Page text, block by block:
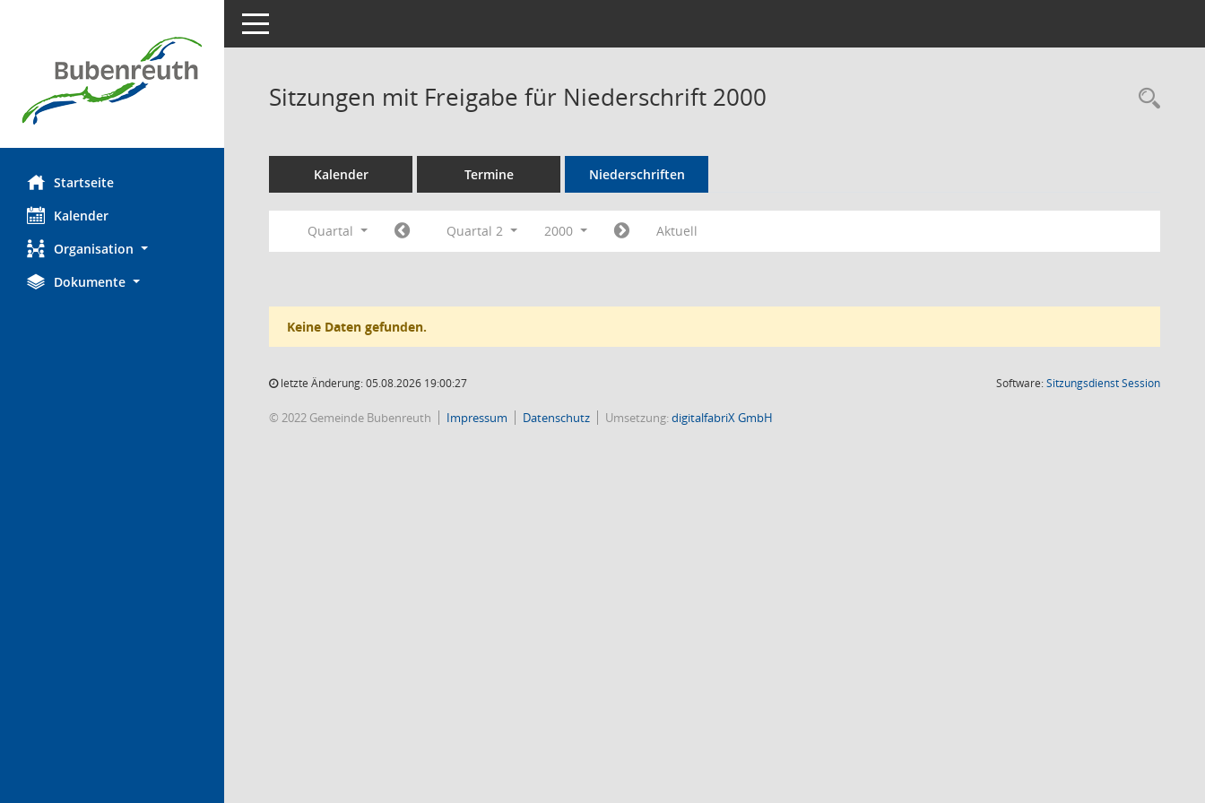
Startseite
Kalender
Organisation
Dokumente
Toggle navigation
Sitzungen mit Freigabe für Niederschrift 2000
Kalender Termine Niederschriften
Quartal Quartal 2 2000 Aktuell
Keine Daten gefunden.
letzte Änderung: 05.08.2026 19:00:27 Software:SitzungsdienstSession(Wird in
© 2022 Gemeinde Bubenreuth Impressum Datenschutz Umsetzung:digitalfabriX GmbH